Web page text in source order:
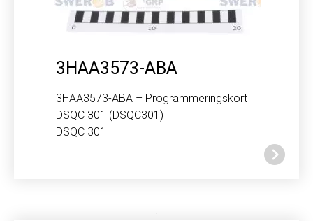
3HAA3573-ABA
3HAA3573-ABA – Programmeringskort
DSQC 301 (DSQC301)
DSQC 301